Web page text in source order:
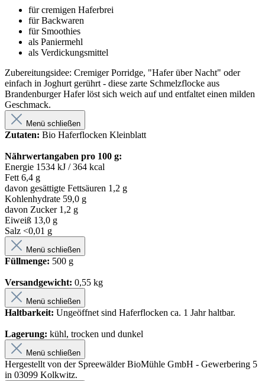
für cremigen Haferbrei
für Backwaren
für Smoothies
als Paniermehl
als Verdickungsmittel
Zubereitungsidee: Cremiger Porridge, "Hafer über Nacht" oder
einfach in Joghurt gerührt - diese zarte Schmelzflocke aus
Brandenburger Hafer löst sich weich auf und entfaltet einen milden
Geschmack.
Menü schließen
Zutaten: Bio Haferflocken Kleinblatt
Nährwertangaben pro 100 g:
Energie 1534 kJ / 364 kcal
Fett 6,4 g
davon gesättigte Fettsäuren 1,2 g
Kohlenhydrate 59,0 g
davon Zucker 1,2 g
Eiweiß 13,0 g
Salz <0,01 g
Menü schließen
Füllmenge: 500 g
Versandgewicht: 0,55 kg
Menü schließen
Haltbarkeit: Ungeöffnet sind Haferflocken ca. 1 Jahr haltbar.
Lagerung: kühl, trocken und dunkel
Menü schließen
Hergestellt von der Spreewälder BioMühle GmbH - Gewerbering 5
in 03099 Kolkwitz.